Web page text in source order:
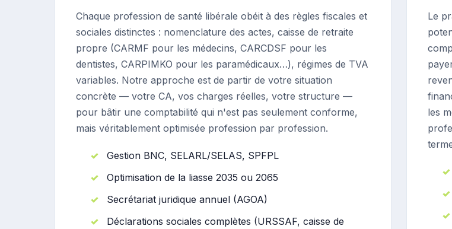
Chaque profession de santé libérale obéit à des règles fiscales et
sociales distinctes : nomenclature des actes, caisse de retraite
propre (CARMF pour les médecins, CARCDSF pour les
dentistes, CARPIMKO pour les paramédicaux…), régimes de TVA
variables. Notre approche est de partir de votre situation
concrète — votre CA, vos charges réelles, votre structure —
pour bâtir une comptabilité qui n'est pas seulement conforme,
mais véritablement optimisée profession par profession.
Gestion BNC, SELARL/SELAS, SPFPL
Optimisation de la liasse 2035 ou 2065
Secrétariat juridique annuel (AGOA)
Déclarations sociales complètes (URSSAF, caisse de
Le
les